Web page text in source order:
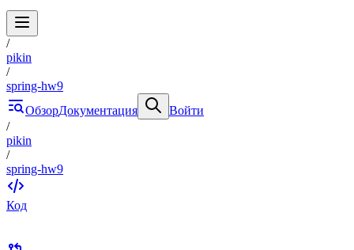
/
pikin
/
spring-hw9
ОбзорДокументация
Войти
/
pikin
/
spring-hw9
Код